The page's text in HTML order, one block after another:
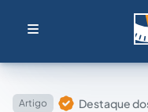
Artigo Destaque